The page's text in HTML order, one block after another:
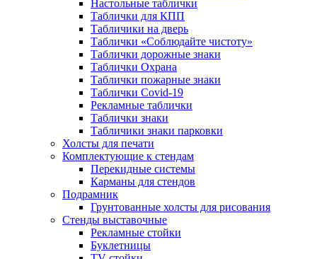
Настольные таблички
Таблички для КПП
Табличики на дверь
Таблички «Соблюдайте чистоту»
Таблички дорожные знаки
Таблички Охрана
Таблички пожарные знаки
Таблички Covid-19
Рекламные таблички
Таблички знаки
Табличики знаки парковки
Холсты для печати
Комплектующие к стендам
Перекидные системы
Карманы для стендов
Подрамник
Грунтованные холсты для рисования
Стенды выставочные
Рекламные стойки
Буклетницы